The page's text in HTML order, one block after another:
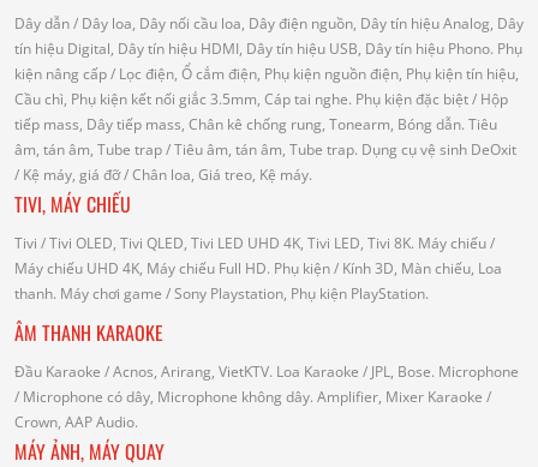
Dây dẫn/ Dây loa, Dây nối cầu loa, Dây điện nguồn, Dây tín hiệu Analog, Dây
tín hiệu Digital, Dây tín hiệu HDMI, Dây tín hiệu USB, Dây tín hiệu Phono. Phụ
kiện nâng cấp/ Lọc điện, Ổ cắm điện, Phụ kiện nguồn điện, Phụ kiện tín hiệu,
Cầu chì, Phụ kiện kết nối giắc 3.5mm, Cáp tai nghe. Phụ kiện đặc biệt/ Hộp
tiếp mass, Dây tiếp mass, Chân kê chống rung, Tonearm, Bóng dẫn. Tiêu
âm, tán âm, Tube trap/ Tiêu âm, tán âm, Tube trap. Dụng cụ vệ sinh DeOxit
/ Kệ máy, giá đỡ/ Chân loa, Giá treo, Kệ máy.
TIVI, MÁY CHIẾU
Tivi / Tivi OLED, Tivi QLED, Tivi LED UHD 4K, Tivi LED, Tivi 8K. Máy chiếu/
Máy chiếu UHD 4K, Máy chiếu Full HD. Phụ kiện/ Kính 3D, Màn chiếu, Loa
thanh. Máy chơi game / Sony Playstation, Phụ kiện PlayStation.
ÂM THANH KARAOKE
Đầu Karaoke / Acnos, Arirang, VietKTV. Loa Karaoke / JPL, Bose. Microphone
/ Microphone có dây, Microphone không dây. Amplifier, Mixer Karaoke /
Crown, AAP Audio.
MÁY ẢNH, MÁY QUAY